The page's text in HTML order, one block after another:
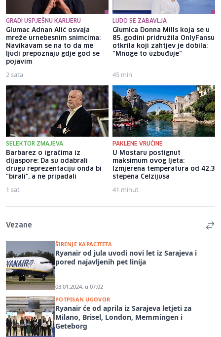
GRADI USPJEŠNU KARIJERU
Glumac Adnan Alić osvaja
mreže urnebesnim snimcima:
Navikavam se na to da me
ljudi prepoznaju gdje god se
pojavim
2 sata
LUDO SE ZABAVLJA
Glumica Donna Mills koja se u
85. godini pridružila OnlyFansu
otkrila koji zahtjev je dobila:
"Mnoge to uzbuđuje"
45 min
SELEKTOR ZMAJEVA
Barbarez o igračima iz
dijaspore: Da su odabrali
drugu reprezentaciju onda bi
"birali", a ne pripadali
1 sat
PAKLENE VRUĆINE
U Mostaru postignut
maksimum ovog ljeta:
Izmjerena temperatura od 42,3
stepena Celzijusa
41 minut
Vezane
ŠIRENJE KAPACITETA
Ryanair od jula uvodi novi let iz Sarajeva i
pored najavljenih pet linija
03.01.2024. u 07:02
POTPISAN UGOVOR
Ryanair će od aprila iz Sarajeva letjeti za
Milano, Brisel, London, Memmingen i
Geteborg